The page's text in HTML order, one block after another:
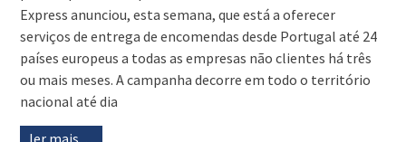
Express anunciou, esta semana, que está a oferecer
serviços de entrega de encomendas desde Portugal até 24
países europeus a todas as empresas não clientes há três
ou mais meses. A campanha decorre em todo o território
nacional até dia
ler mais…